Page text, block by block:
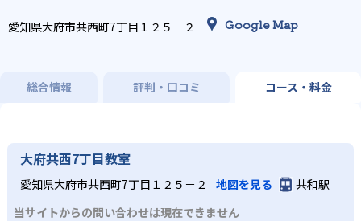
愛知県大府市共西町7丁目１２５－２ Google Map
総合情報 評判・口コミ コース・料金
大府共西7丁目教室
愛知県大府市共西町7丁目１２５－２ 地図を見る
共和駅
当サイトからの問い合わせは現在できません